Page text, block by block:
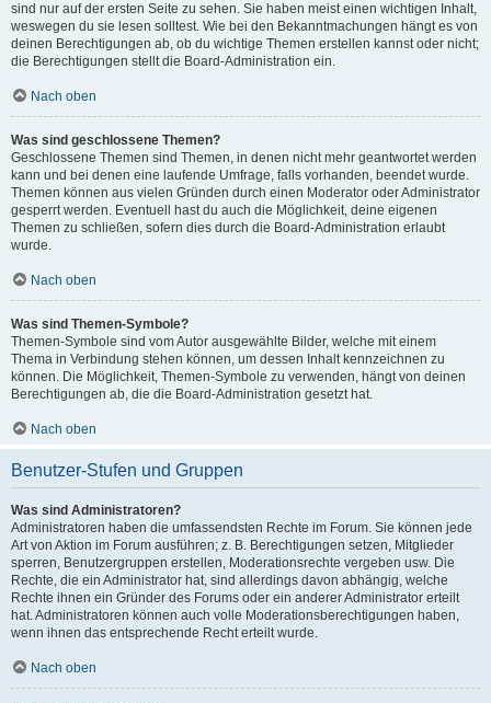
sind nur auf der ersten Seite zu sehen. Sie haben meist einen wichtigen Inhalt,
weswegen du sie lesen solltest. Wie bei den Bekanntmachungen hängt es von
deinen Berechtigungen ab, ob du wichtige Themen erstellen kannst oder nicht;
die Berechtigungen stellt die Board-Administration ein.
Nach oben
Was sind geschlossene Themen?
Geschlossene Themen sind Themen, in denen nicht mehr geantwortet werden
kann und bei denen eine laufende Umfrage, falls vorhanden, beendet wurde.
Themen können aus vielen Gründen durch einen Moderator oder Administrator
gesperrt werden. Eventuell hast du auch die Möglichkeit, deine eigenen
Themen zu schließen, sofern dies durch die Board-Administration erlaubt
wurde.
Nach oben
Was sind Themen-Symbole?
Themen-Symbole sind vom Autor ausgewählte Bilder, welche mit einem
Thema in Verbindung stehen können, um dessen Inhalt kennzeichnen zu
können. Die Möglichkeit, Themen-Symbole zu verwenden, hängt von deinen
Berechtigungen ab, die die Board-Administration gesetzt hat.
Nach oben
Benutzer-Stufen und Gruppen
Was sind Administratoren?
Administratoren haben die umfassendsten Rechte im Forum. Sie können jede
Art von Aktion im Forum ausführen; z. B. Berechtigungen setzen, Mitglieder
sperren, Benutzergruppen erstellen, Moderationsrechte vergeben usw. Die
Rechte, die ein Administrator hat, sind allerdings davon abhängig, welche
Rechte ihnen ein Gründer des Forums oder ein anderer Administrator erteilt
hat. Administratoren können auch volle Moderationsberechtigungen haben,
wenn ihnen das entsprechende Recht erteilt wurde.
Nach oben